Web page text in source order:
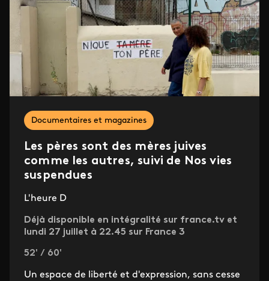
Documentaires et magazines
Les pères sont des mères juives
comme les autres, suivi de Nos vies
suspendues
L'heure D
Déjà disponible en intégralité sur france.tv et
lundi 27 juillet à 22.45 sur France 3
52' / 60'
Un espace de liberté et d'expression, sans cesse